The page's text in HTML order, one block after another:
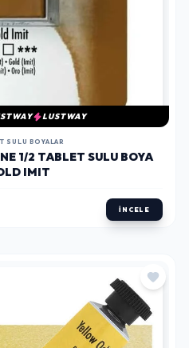
LUSTWAY
SULU BOYALAR
1/2 TABLET SULU BOYA
IMIT
İNCELE